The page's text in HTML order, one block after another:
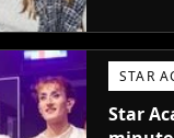
STAR
Star